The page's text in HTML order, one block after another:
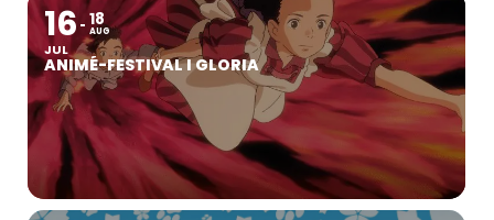
16
JUL
18
AUG
ANIMÉ-FESTIVAL I GLORIA